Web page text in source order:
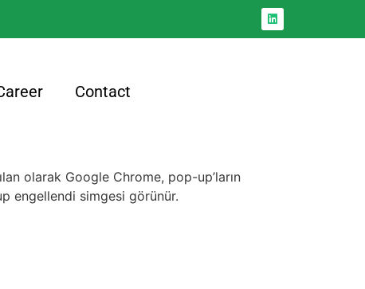
Contact
olarak Google Chrome, pop-up’ların
engellendi simgesi görünür.